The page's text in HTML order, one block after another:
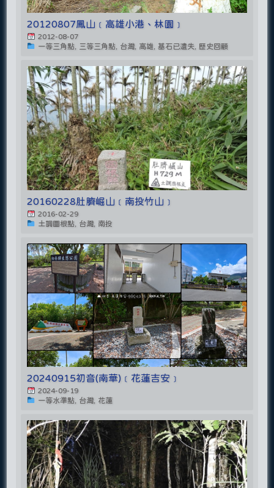
20120807鳳山﹝高雄小港、林園﹞
2012-08-07
一等三角點, 三等三角點, 台灣, 高雄, 基石已遺失, 歷史回顧
20160228肚臍崛山﹝南投竹山﹞
2016-02-29
土調圖根點, 台灣, 南投
20240915初音(南華)﹝花蓮吉安﹞
2024-09-19
一等水準點, 台灣, 花蓮